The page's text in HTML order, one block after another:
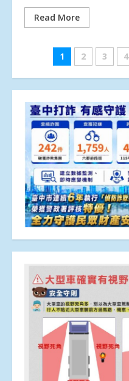
Read More
文
章
分
頁
1 2 3 4